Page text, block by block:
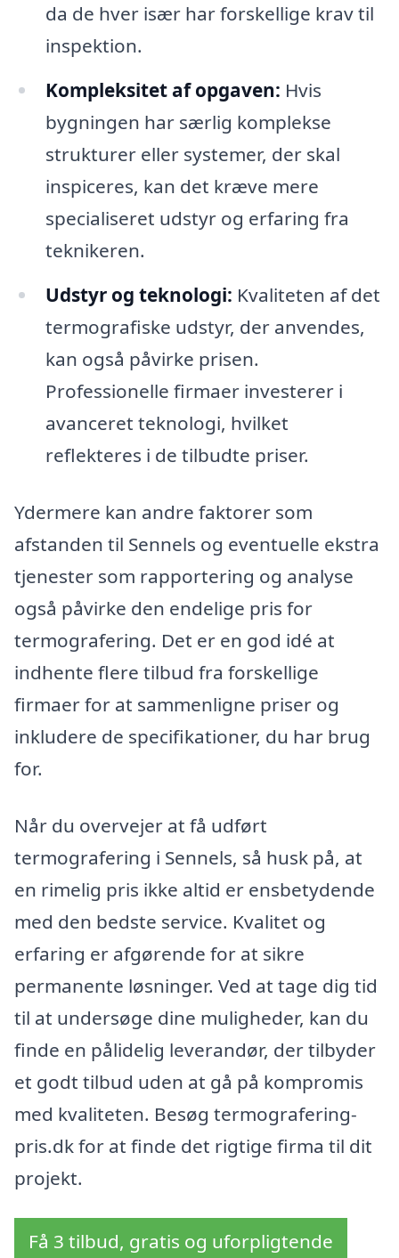
da de hver især har forskellige krav til
inspektion.
Kompleksitet af opgaven: Hvis
bygningen har særlig komplekse
strukturer eller systemer, der skal
inspiceres, kan det kræve mere
specialiseret udstyr og erfaring fra
teknikeren.
Udstyr og teknologi: Kvaliteten af det
termografiske udstyr, der anvendes,
kan også påvirke prisen.
Professionelle firmaer investerer i
avanceret teknologi, hvilket
reflekteres i de tilbudte priser.
Ydermere kan andre faktorer som
afstanden til Sennels og eventuelle ekstra
tjenester som rapportering og analyse
også påvirke den endelige pris for
termografering. Det er en god idé at
indhente flere tilbud fra forskellige
firmaer for at sammenligne priser og
inkludere de specifikationer, du har brug
for.
Når du overvejer at få udført
termografering i Sennels, så husk på, at
en rimelig pris ikke altid er ensbetydende
med den bedste service. Kvalitet og
erfaring er afgørende for at sikre
permanente løsninger. Ved at tage dig tid
til at undersøge dine muligheder, kan du
finde en pålidelig leverandør, der tilbyder
et godt tilbud uden at gå på kompromis
med kvaliteten. Besøg termografering-
pris.dk for at finde det rigtige firma til dit
projekt.
Få 3 tilbud, gratis og uforpligtende